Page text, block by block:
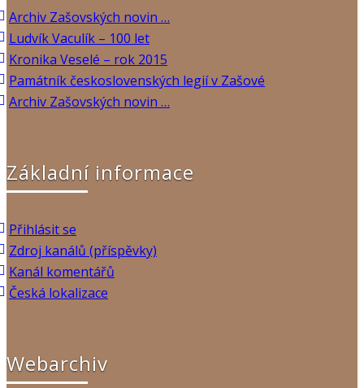
Archiv Zašovských novin …
Ludvík Vaculík – 100 let
Kronika Veselé – rok 2015
Památník československých legií v Zašové
Archiv Zašovských novin …
Základní informace
Přihlásit se
Zdroj kanálů (příspěvky)
Kanál komentářů
Česká lokalizace
Webarchiv